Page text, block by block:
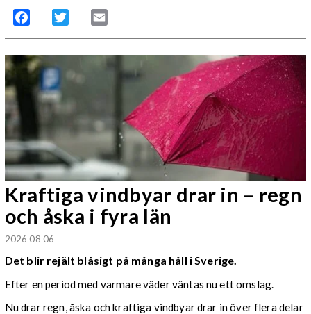
Facebook Twitter
Kraftiga vindbyar drar in – regn
och åska i fyra län
2026 08 06
Det blir rejält blåsigt på många håll i Sverige.
Efter en period med varmare väder väntas nu ett omslag.
Nu drar regn, åska och kraftiga vindbyar drar in över flera delar